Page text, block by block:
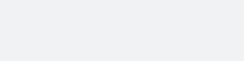
een goede behandeling met je kan doen.